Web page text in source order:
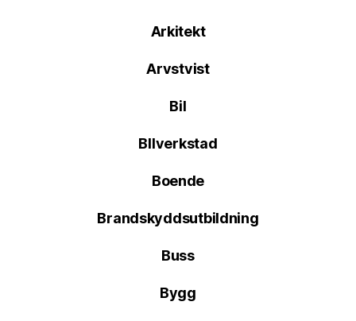
Arkitekt
Arvstvist
Bil
BIlverkstad
Boende
Brandskyddsutbildning
Buss
Bygg